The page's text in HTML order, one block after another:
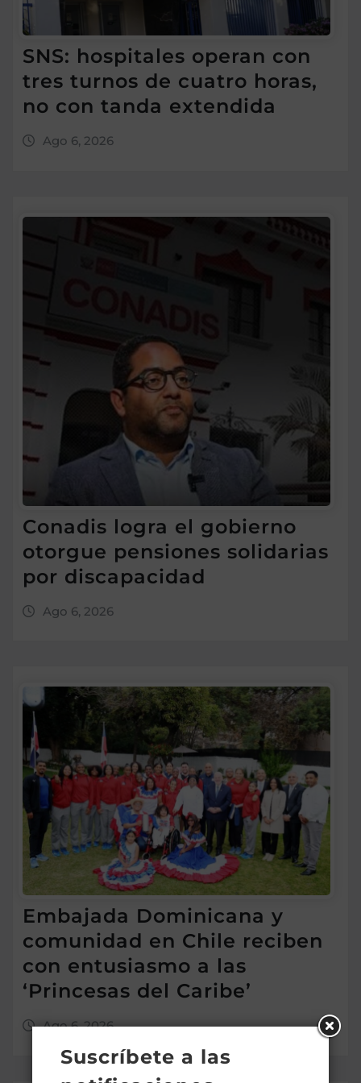
SNS: hospitales operan con
tres turnos de cuatro horas,
no con tanda extendida
Ago 6, 2026
Conadis logra el gobierno
otorgue pensiones solidarias
por discapacidad
Ago 6, 2026
Embajada Dominicana y
comunidad en Chile reciben
con entusiasmo a las
‘Princesas del Caribe’
Ago 6, 2026
Suscríbete a las